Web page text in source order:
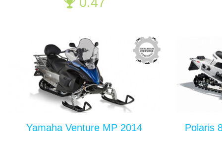
Yamaha Venture MP 2014 Polaris